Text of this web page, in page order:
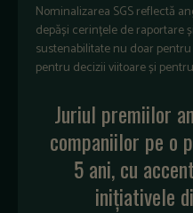
Nominalizarea SGS reflectă
depăși cerințele de raportare
sustenabilitate nu doar
pentru decizii viitoare și
Juriul premiilor
companiilor pe o
5 ani, cu
inițiativele